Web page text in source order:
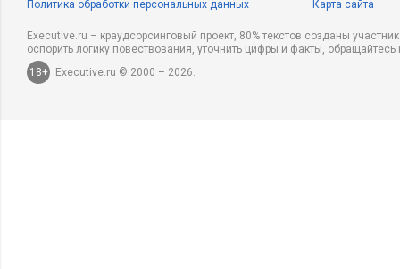
Политика обработки персональных данных Карта сайта
Executive.ru – краудсорсинговый проект, 80% текстов созданы
оспорить логику повествования, уточнить цифры и факты,
18+
Executive.ru © 2000 – 2026.